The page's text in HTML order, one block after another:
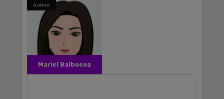
Auteur
Mariel Balbuena